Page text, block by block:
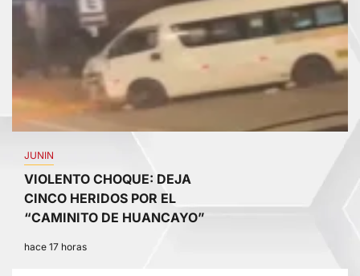
JUNIN
VIOLENTO CHOQUE: DEJA
CINCO HERIDOS POR EL
“CAMINITO DE HUANCAYO”
hace 17 horas